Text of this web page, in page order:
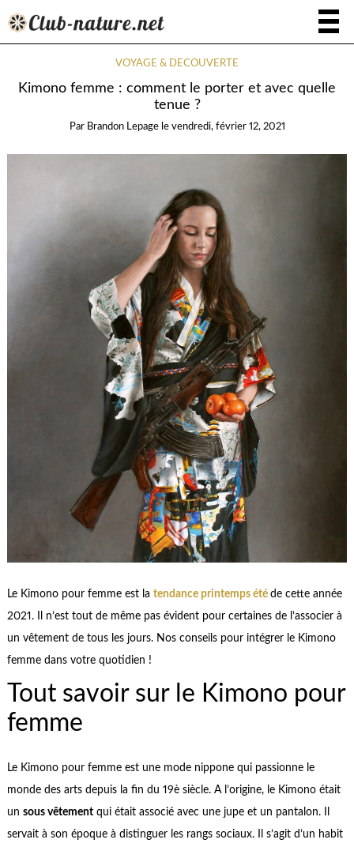
VOYAGE & DÉCOUVERTE
Kimono femme : comment le porter et avec quelle
tenue ?
Par Brandon Lepage le vendredi, février 12, 2021
Le Kimono pour femme est la tendance printemps été de cette année
2021. Il n’est tout de même pas évident pour certaines de l’associer à
un vêtement de tous les jours. Nos conseils pour intégrer le Kimono
femme dans votre quotidien !
Tout savoir sur le Kimono pour
femme
Le Kimono pour femme est une mode nippone qui passionne le
monde des arts depuis la fin du 19è siècle. A l’origine, le Kimono était
un sous vêtementqui était associé avec une jupe et un pantalon. Il
servait à son époque à distinguer les rangs sociaux. Il s’agit d’un habit